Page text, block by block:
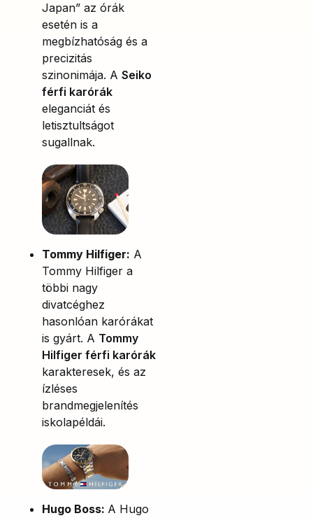
Japan” az órák
esetén is a
megbízhatóság és a
precizitás
szinonimája. A Seiko
férfi karórák
eleganciát és
letisztultságot
sugallnak.
Tommy Hilfiger: A
Tommy Hilfiger a
többi nagy
divatcéghez
hasonlóan karórákat
is gyárt. A Tommy
Hilfiger férfi karórák
karakteresek, és az
ízléses
brandmegjelenítés
iskolapéldái.
Hugo Boss: A Hugo